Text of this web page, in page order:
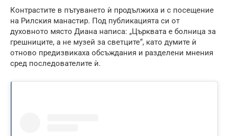
Контрастите в пътуването ѝ продължиха и с посещение
на Рилския манастир. Под публикацията си от
духовното място Диана написа: „Църквата е болница за
грешниците, а не музей за светците“, като думите ѝ
отново предизвикаха обсъждания и разделени мнения
сред последователите ѝ.